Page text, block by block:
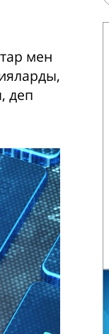
мен
деп